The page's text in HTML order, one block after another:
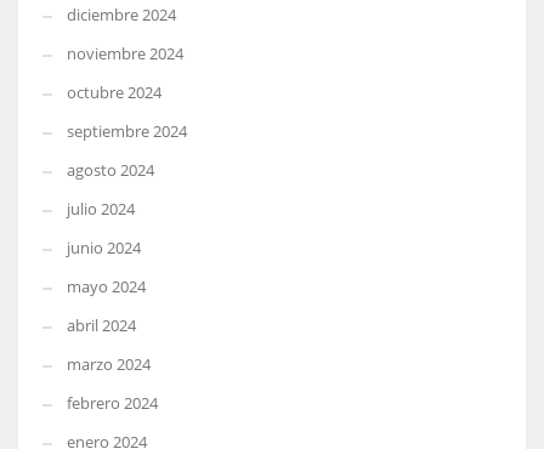
diciembre 2024
noviembre 2024
octubre 2024
septiembre 2024
agosto 2024
julio 2024
junio 2024
mayo 2024
abril 2024
marzo 2024
febrero 2024
enero 2024